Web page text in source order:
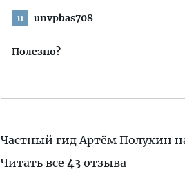
u unvpbas708
Полезно?
Частный гид Артём Полухин
Читать все 43 отзыва